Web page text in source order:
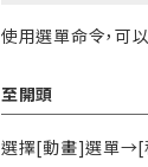
使用選單命令，可
至開頭
選擇[動畫]選單→[